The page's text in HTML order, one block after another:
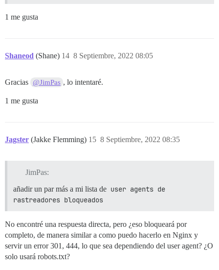
1 me gusta
Shaneod (Shane) 8 Septiembre, 2022 08:05
14
Gracias @JimPas , lo intentaré.
1 me gusta
Jagster (Jakke Flemming) 8 Septiembre, 2022 08:35
15
JimPas:
añadir un par más a mi lista de user agents de
rastreadores bloqueados
No encontré una respuesta directa, pero ¿eso bloqueará por
completo, de manera similar a como puedo hacerlo en Nginx y
servir un error 301, 444, lo que sea dependiendo del user agent? ¿O
solo usará robots.txt?